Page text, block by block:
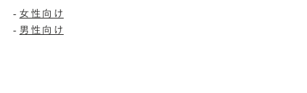
- 女性向け
- 男性向け